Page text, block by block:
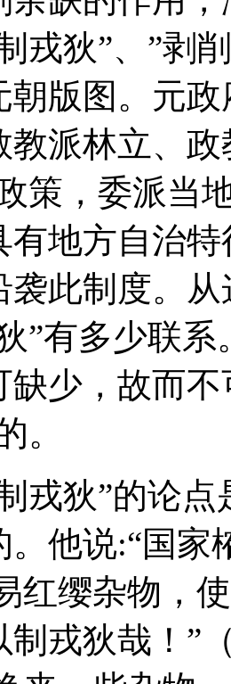
戎狄”、”剥
朝版图。元
教派林立、
策，委派当
有地方自治
袭此制度。
”有多少联
缺少，故而
。
戎狄”的论
。他说:“国家
红缨杂物，
制戎狄哉！”